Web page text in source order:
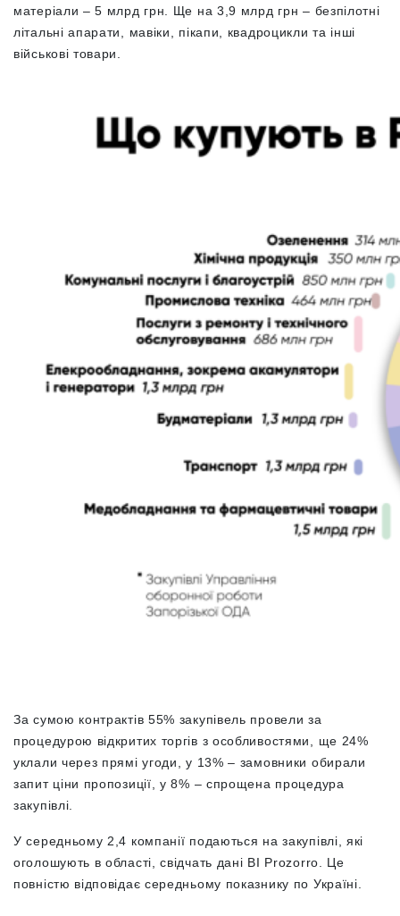
матеріали – 5 млрд грн. Ще на 3,9 млрд грн – безпілотні
літальні апарати, мавіки, пікапи, квадроцикли та інші
військові товари.
За сумою контрактів 55% закупівель провели за
процедурою відкритих торгів з особливостями, ще 24%
уклали через прямі угоди, у 13% – замовники обирали
запит ціни пропозиції, у 8% – спрощена процедура
закупівлі.
У середньому 2,4 компанії подаються на закупівлі, які
оголошують в області, свідчать дані BI Prozorro. Це
повністю відповідає середньому показнику по Україні.